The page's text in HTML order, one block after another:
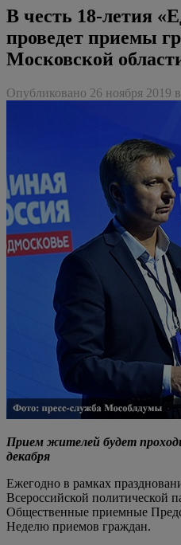
В честь 18-летия
проведет приемы
Московской
Опубликовано 26 ноября 2019
Прием жителей будет
декабря
Ежегодно в рамках
Всероссийской политической
Общественные приемные
Неделю приемов граждан.